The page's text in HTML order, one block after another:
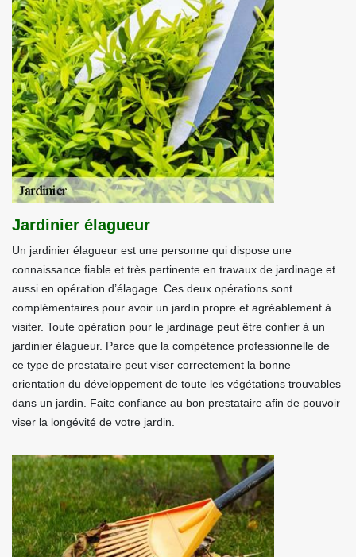
Jardinier élagueur
Un jardinier élagueur est une personne qui dispose une
connaissance fiable et très pertinente en travaux de jardinage et
aussi en opération d’élagage. Ces deux opérations sont
complémentaires pour avoir un jardin propre et agréablement à
visiter. Toute opération pour le jardinage peut être confier à un
jardinier élagueur. Parce que la compétence professionnelle de
ce type de prestataire peut viser correctement la bonne
orientation du développement de toute les végétations trouvables
dans un jardin. Faite confiance au bon prestataire afin de pouvoir
viser la longévité de votre jardin.